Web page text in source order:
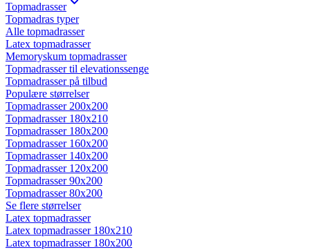
Topmadrasser
Topmadras typer
Alle topmadrasser
Latex topmadrasser
Memoryskum topmadrasser
Topmadrasser til elevationssenge
Topmadrasser på tilbud
Populære størrelser
Topmadrasser 200x200
Topmadrasser 180x210
Topmadrasser 180x200
Topmadrasser 160x200
Topmadrasser 140x200
Topmadrasser 120x200
Topmadrasser 90x200
Topmadrasser 80x200
Se flere størrelser
Latex topmadrasser
Latex topmadrasser 180x210
Latex topmadrasser 180x200